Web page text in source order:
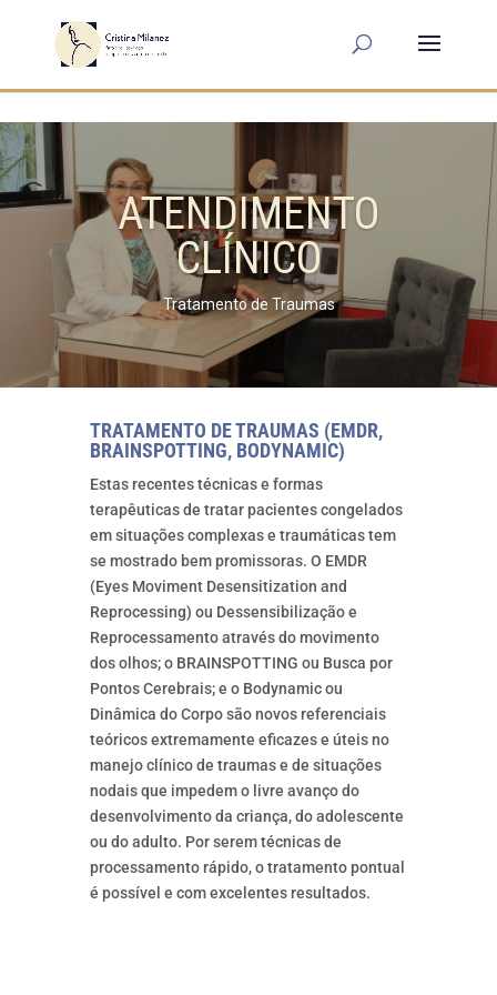
ATENDIMENTO
CLÍNICO
Tratamento de Traumas
TRATAMENTO DE TRAUMAS (EMDR,
BRAINSPOTTING, BODYNAMIC)
Estas recentes técnicas e formas
terapêuticas de tratar pacientes congelados
em situações complexas e traumáticas tem
se mostrado bem promissoras. O EMDR
(Eyes Moviment Desensitization and
Reprocessing) ou Dessensibilização e
Reprocessamento através do movimento
dos olhos; o BRAINSPOTTING ou Busca por
Pontos Cerebrais; e o Bodynamic ou
Dinâmica do Corpo são novos referenciais
teóricos extremamente eficazes e úteis no
manejo clínico de traumas e de situações
nodais que impedem o livre avanço do
desenvolvimento da criança, do adolescente
ou do adulto. Por serem técnicas de
processamento rápido, o tratamento pontual
é possível e com excelentes resultados.